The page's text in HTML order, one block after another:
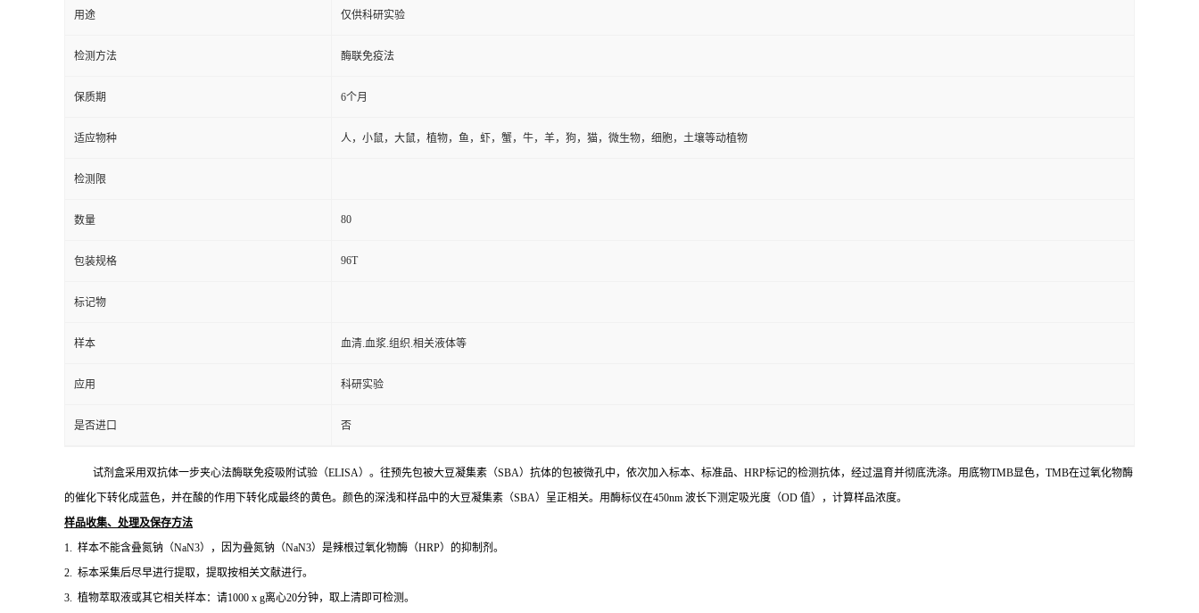
用途 仅供科研实验
检测方法 酶联免疫法
保质期 6个月
适应物种 人，小鼠，大鼠，植物，鱼，虾，蟹，牛，羊，狗，猫，微生物，细胞，土壤等动植物
检测限
数量 80
包装规格 96T
标记物
样本 血清.血浆.组织.相关液体等
应用 科研实验
是否进口 否
试剂盒采用双抗体一步夹心法酶联免疫吸附试验（ELISA）。 往预先包被大豆凝集素（SBA） 抗体的包被微孔中，依次加入标本、标准品、 HRP标记的检测抗体，经过温育并彻底洗涤。用底物TMB显色，TMB在过氧化物酶
的催化下转化成蓝色，并在酸的作用下转化成最终的黄色。颜色的深浅和样品中的大豆凝集素（SBA） 呈正相关。用酶标仪在450nm 波长下测定吸光度（OD 值），计算样品浓度。
样品收集、处理及保存方法
1. 样本不能含叠氮钠（NaN3） ，因为叠氮钠（NaN3）是辣根过氧化物酶（HRP）的抑制剂。
2. 标本采集后尽早进行提取，提取按相关文献进行。
3. 植物萃取液或其它相关样本：请1000 x g离心20分钟，取上清即可检测。